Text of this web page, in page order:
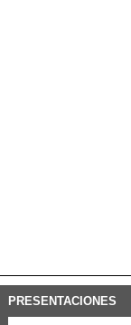
PRESENTACIONES